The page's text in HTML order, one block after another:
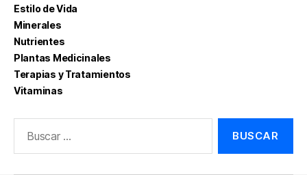
Estilo de Vida
Minerales
Nutrientes
Plantas Medicinales
Terapias y Tratamientos
Vitaminas